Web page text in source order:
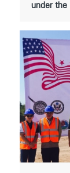
under the